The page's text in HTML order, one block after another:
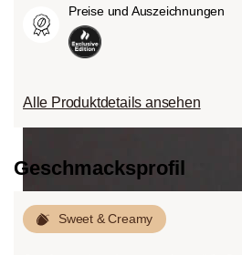
Preise und Auszeichnungen
roast
Alle Produktdetails ansehen
Geschmacksprofil
Sweet & Creamy